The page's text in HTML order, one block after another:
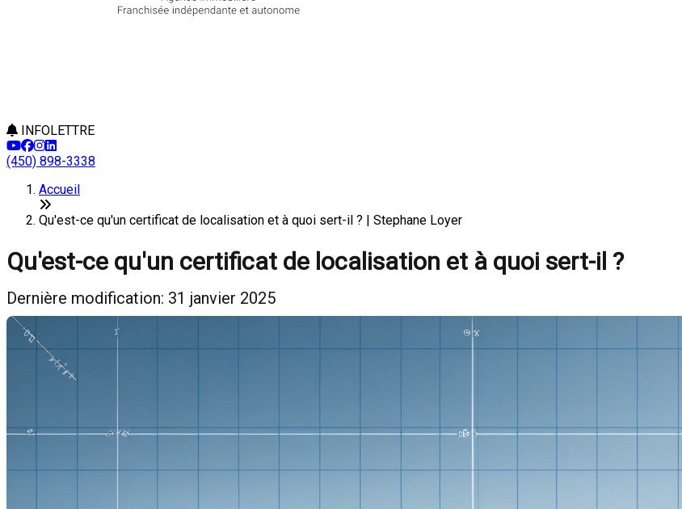
INFOLETTRE
(450) 898-3338
Accueil
Qu'est-ce qu'un certificat de localisation et à quoi sert-il ? | Stephane Loyer
Qu'est-ce qu'un certificat de localisation et à quoi sert-il ?
Dernière modification: 31 janvier 2025